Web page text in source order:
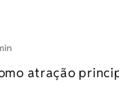
atração